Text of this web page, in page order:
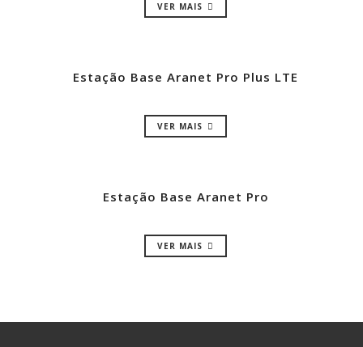
VER MAIS
Estação Base Aranet Pro Plus LTE
VER MAIS
Estação Base Aranet Pro
VER MAIS